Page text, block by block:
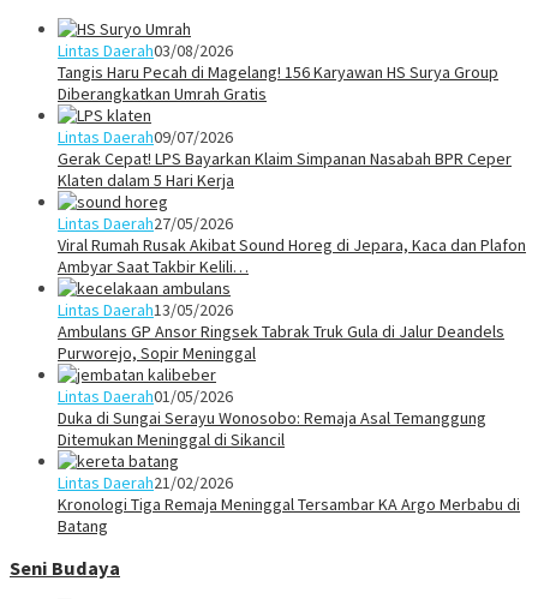
Lintas Daerah03/08/2026
Tangis Haru Pecah di Magelang! 156 Karyawan HS Surya Group
Diberangkatkan Umrah Gratis
Lintas Daerah09/07/2026
Gerak Cepat! LPS Bayarkan Klaim Simpanan Nasabah BPR Ceper
Klaten dalam 5 Hari Kerja
Lintas Daerah27/05/2026
Viral Rumah Rusak Akibat Sound Horeg di Jepara, Kaca dan Plafon
Ambyar Saat Takbir Kelili…
Lintas Daerah13/05/2026
Ambulans GP Ansor Ringsek Tabrak Truk Gula di Jalur Deandels
Purworejo, Sopir Meninggal
Lintas Daerah01/05/2026
Duka di Sungai Serayu Wonosobo: Remaja Asal Temanggung
Ditemukan Meninggal di Sikancil
Lintas Daerah21/02/2026
Kronologi Tiga Remaja Meninggal Tersambar KA Argo Merbabu di
Batang
Seni Budaya